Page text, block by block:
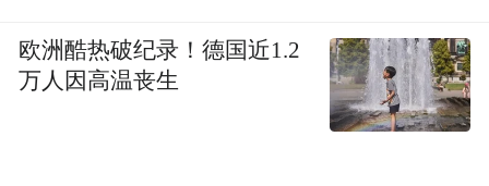
欧洲酷热破纪录！德国近1.2
万人因高温丧生